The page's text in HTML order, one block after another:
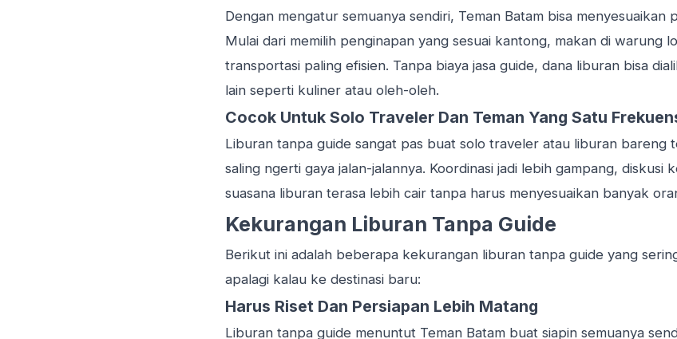
Dengan mengatur semuanya sendiri, Teman Batam bisa menyesuaikan
Mulai dari memilih penginapan yang sesuai kantong, makan di warung
transportasi paling efisien. Tanpa biaya jasa guide, dana liburan bisa
lain seperti kuliner atau oleh-oleh.
Cocok Untuk Solo Traveler Dan Teman Yang Satu
Liburan tanpa guide sangat pas buat solo traveler atau liburan bareng
saling ngerti gaya jalan-jalannya. Koordinasi jadi lebih gampang, diskusi
suasana liburan terasa lebih cair tanpa harus menyesuaikan banyak
Kekurangan Liburan Tanpa Guide
Berikut ini adalah beberapa kekurangan liburan tanpa guide yang
apalagi kalau ke destinasi baru:
Harus Riset Dan Persiapan Lebih Matang
Liburan tanpa guide menuntut Teman Batam buat siapin semuanya